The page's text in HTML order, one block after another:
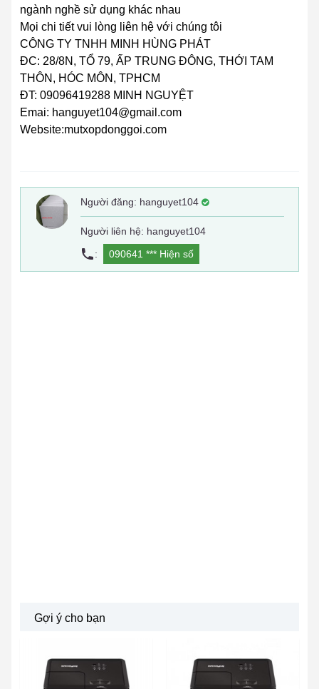
ngành nghề sử dụng khác nhau
Mọi chi tiết vui lòng liên hệ với chúng tôi
CÔNG TY TNHH MINH HÙNG PHÁT
ĐC: 28/8N, TỔ 79, ẤP TRUNG ĐÔNG, THỚI TAM
THÔN, HÓC MÔN, TPHCM
ĐT: 09096419288 MINH NGUYỆT
Emai: hanguyet104@gmail.com
Website:mutxopdonggoi.com
Người đăng: hanguyet104
Người liên hệ: hanguyet104
:
090641 *** Hiện số
Gợi ý cho bạn